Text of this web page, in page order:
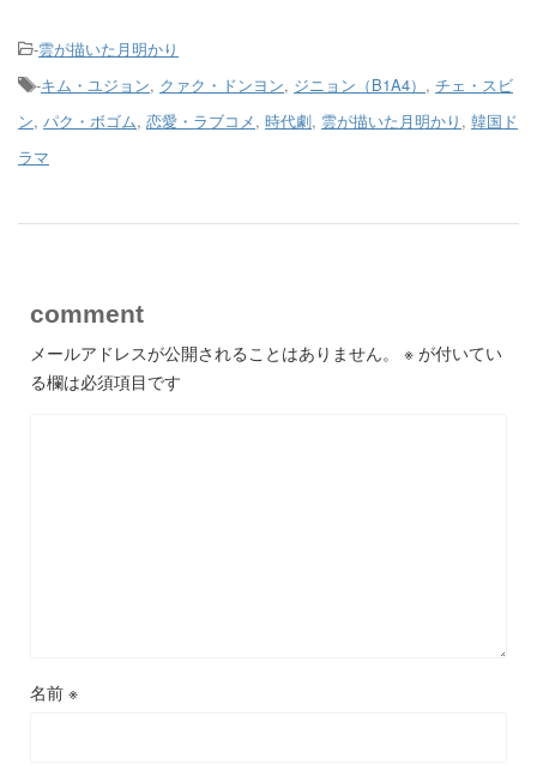
-雲が描いた月明かり
-キム・ユジョン, クァク・ドンヨン, ジニョン（B1A4） , チェ・スビ
ン, パク・ボゴム, 恋愛・ラブコメ, 時代劇, 雲が描いた月明かり , 韓国ド
ラマ
comment
メールアドレスが公開されることはありません。 ※ が付いてい
る欄は必須項目です
名前 ※